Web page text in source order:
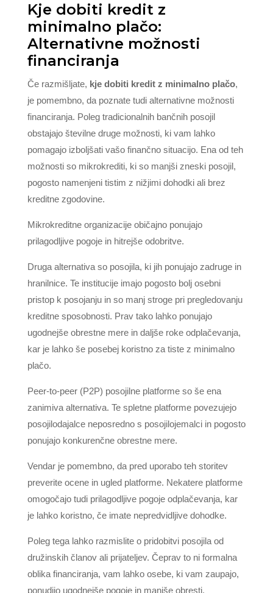
Kje dobiti kredit z
minimalno plačo:
Alternativne možnosti
financiranja
Če razmišljate, kje dobiti kredit z minimalno plačo,
je pomembno, da poznate tudi alternativne možnosti
financiranja. Poleg tradicionalnih bančnih posojil
obstajajo številne druge možnosti, ki vam lahko
pomagajo izboljšati vašo finančno situacijo. Ena od teh
možnosti so mikrokrediti, ki so manjši zneski posojil,
pogosto namenjeni tistim z nižjimi dohodki ali brez
kreditne zgodovine.
Mikrokreditne organizacije običajno ponujajo
prilagodljive pogoje in hitrejše odobritve.
Druga alternativa so posojila, ki jih ponujajo zadruge in
hranilnice. Te institucije imajo pogosto bolj osebni
pristop k posojanju in so manj stroge pri pregledovanju
kreditne sposobnosti. Prav tako lahko ponujajo
ugodnejše obrestne mere in daljše roke odplačevanja,
kar je lahko še posebej koristno za tiste z minimalno
plačo.
Peer-to-peer (P2P) posojilne platforme so še ena
zanimiva alternativa. Te spletne platforme povezujejo
posojilodajalce neposredno s posojilojemalci in pogosto
ponujajo konkurenčne obrestne mere.
Vendar je pomembno, da pred uporabo teh storitev
preverite ocene in ugled platforme. Nekatere platforme
omogočajo tudi prilagodljive pogoje odplačevanja, kar
je lahko koristno, če imate nepredvidljive dohodke.
Poleg tega lahko razmislite o pridobitvi posojila od
družinskih članov ali prijateljev. Čeprav to ni formalna
oblika financiranja, vam lahko osebe, ki vam zaupajo,
ponudijo ugodnejše pogoje in manjše obresti.